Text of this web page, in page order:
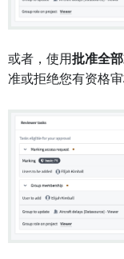
或者，使用批准全部
准或拒绝您有资格